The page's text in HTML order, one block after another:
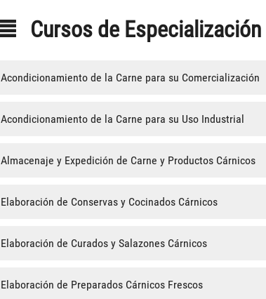
Cursos de Especialización
Acondicionamiento de la Carne para su Comercialización
Acondicionamiento de la Carne para su Uso Industrial
Almacenaje y Expedición de Carne y Productos Cárnicos
Elaboración de Conservas y Cocinados Cárnicos
Elaboración de Curados y Salazones Cárnicos
Elaboración de Preparados Cárnicos Frescos